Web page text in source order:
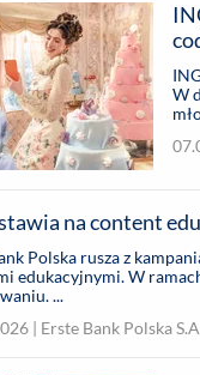
W
na content
Polska rusza z
edukacyjnymi. W
...
| Erste Bank Polska